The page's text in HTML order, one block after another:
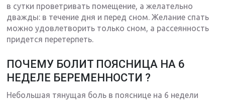
в сутки проветривать помещение, а желательно
дважды: в течение дня и перед сном. Желание спать
можно удовлетворить только сном, а рассеянность
придется перетерпеть.
ПОЧЕМУ БОЛИТ ПОЯСНИЦА НА 6
НЕДЕЛЕ БЕРЕМЕННОСТИ ?
Небольшая тянущая боль в пояснице на 6 недели